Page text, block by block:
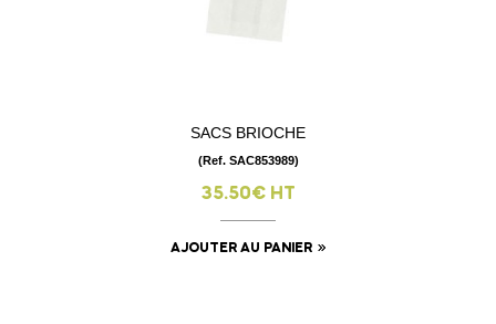
SACS BRIOCHE
(Ref. SAC853989)
35.50€ HT
AJOUTER AU PANIER